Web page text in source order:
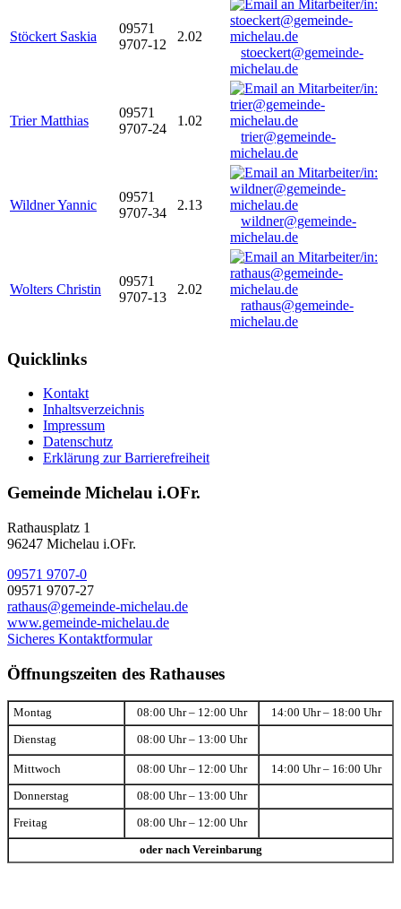
Stöckert Saskia
09571
9707-12
2.02
stoeckert@gemeinde-
michelau.de
Trier Matthias
09571
9707-24
1.02
trier@gemeinde-
michelau.de
Wildner Yannic
09571
9707-34
2.13
wildner@gemeinde-
michelau.de
Wolters Christin
09571
9707-13
2.02
rathaus@gemeinde-
michelau.de
Quicklinks
Kontakt
Inhaltsverzeichnis
Impressum
Datenschutz
Erklärung zur Barrierefreiheit
Gemeinde Michelau i.OFr.
Rathausplatz 1
96247 Michelau i.OFr.
09571 9707-0
09571 9707-27
rathaus@gemeinde-michelau.de
www.gemeinde-michelau.de
Sicheres Kontaktformular
Öffnungszeiten des Rathauses
Montag 08:00 Uhr – 12:00 Uhr 14:00 Uhr – 18:00 Uhr
Dienstag 08:00 Uhr – 13:00 Uhr
Mittwoch 08:00 Uhr – 12:00 Uhr 14:00 Uhr – 16:00 Uhr
Donnerstag 08:00 Uhr – 13:00 Uhr
Freitag 08:00 Uhr – 12:00 Uhr
oder nach Vereinbarung